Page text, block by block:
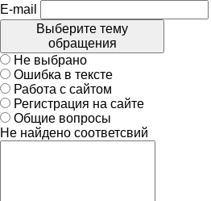
E-mail
Выберите тему
обращения
Не выбрано
Ошибка в тексте
Работа с сайтом
Регистрация на сайте
Общие вопросы
Не найдено соответсвий